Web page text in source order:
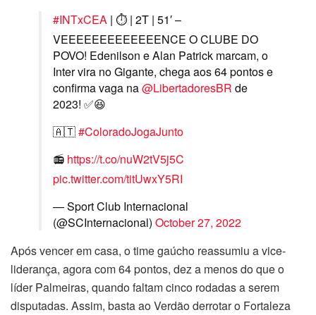
#INTxCEA | ⏱️ | 2T | 51′ –
VEEEEEEEEEEEEENCE O CLUBE DO
POVO! Edenilson e Alan Patrick marcam, o
Inter vira no Gigante, chega aos 64 pontos e
confirma vaga na@LibertadoresBR de
2023! ✅😆
🇦🇹#ColoradoJogaJunto
📻 https://t.co/nuW2tV5j5C
pic.twitter.com/titUwxY5RI
— Sport Club Internacional
(@SCInternacional) October 27, 2022
Após vencer em casa, o time gaúcho reassumiu a vice-
liderança, agora com 64 pontos, dez a menos do que o
líder Palmeiras, quando faltam cinco rodadas a serem
disputadas. Assim, basta ao Verdão derrotar o Fortaleza